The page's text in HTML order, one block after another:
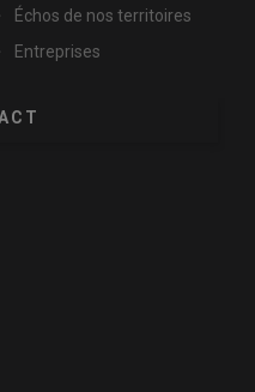
Échos de nos territoires
Entreprises